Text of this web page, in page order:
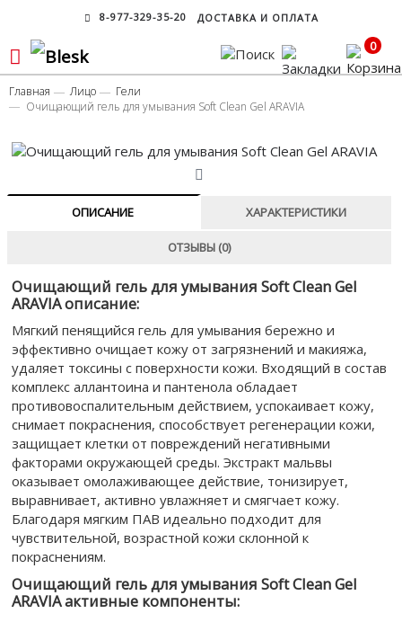
8-977-329-35-20 ДОСТАВКА И ОПЛАТА
0
Главная Лицо
Гели
Очищающий гель для умывания Soft Clean Gel ARAVIA
ОПИСАНИЕ ХАРАКТЕРИСТИКИ
ОТЗЫВЫ (0)
Очищающий гель для умывания Soft Clean Gel
ARAVIA описание:
Мягкий пенящийся гель для умывания бережно и
эффективно очищает кожу от загрязнений и макияжа,
удаляет токсины с поверхности кожи. Входящий в состав
комплекс аллантоина и пантенола обладает
противовоспалительным действием, успокаивает кожу,
снимает покраснения, способствует регенерации кожи,
защищает клетки от повреждений негативными
факторами окружающей среды. Экстракт мальвы
оказывает омолаживающее действие, тонизирует,
выравнивает, активно увлажняет и смягчает кожу.
Благодаря мягким ПАВ идеально подходит для
чувствительной, возрастной кожи склонной к
покраснениям.
Очищающий гель для умывания Soft Clean Gel
ARAVIA активные компоненты: